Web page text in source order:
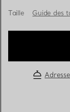
Taille Guide des